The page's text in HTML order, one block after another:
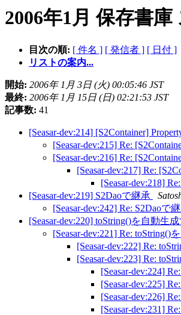
2006年1月 保存書庫
目次の順: [ 件名 ] [ 発信者 ] [ 日付 ]
リストの案内...
開始: 2006年 1月 3日 (火) 00:05:46 JST
最終: 2006年 1月 15日 (日) 02:21:53 JST
記事数: 41
[Seasar-dev:214] [S2Container]
[Seasar-dev:215] Re:
[Seasar-dev:216] Re:
[Seasar-dev:217] Re:
[Seasar-dev:218]
[Seasar-dev:219] S2Daoで継承
[Seasar-dev:242] Re: S2Daoで
[Seasar-dev:220] toString()を自動生
[Seasar-dev:221] Re:
[Seasar-dev:222] Re:
[Seasar-dev:223] Re:
[Seasar-dev:224]
[Seasar-dev:225]
[Seasar-dev:226]
[Seasar-dev:231]